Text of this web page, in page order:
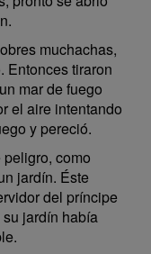
muchachas,
Entonces tiraron
mar de fuego
el aire intentando
y pereció.
como
jardín. Éste
del príncipe
jardín había